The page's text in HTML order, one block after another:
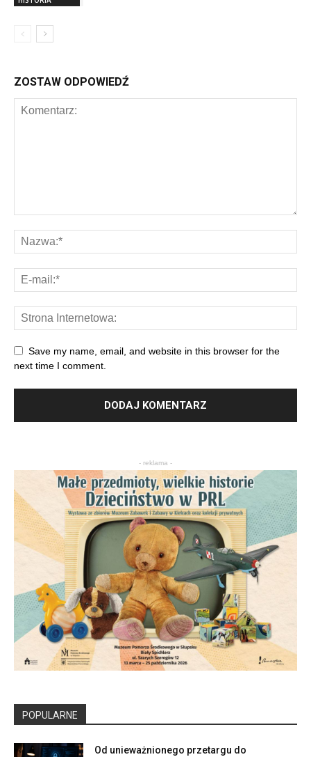
ZOSTAW ODPOWIEDŹ
Save my name, email, and website in this browser for the
next time I comment.
- reklama -
POPULARNE
Od unieważnionego przetargu do